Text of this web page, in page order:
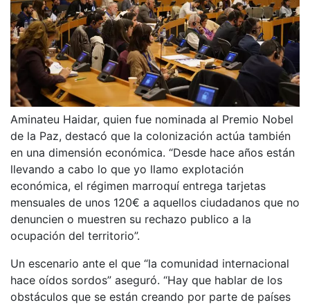
Aminateu Haidar, quien fue nominada al Premio Nobel
de la Paz, destacó que la colonización actúa también
en una dimensión económica. “Desde hace años están
llevando a cabo lo que yo llamo explotación
económica, el régimen marroquí entrega tarjetas
mensuales de unos 120€ a aquellos ciudadanos que no
denuncien o muestren su rechazo publico a la
ocupación del territorio”.
Un escenario ante el que “la comunidad internacional
hace oídos sordos” aseguró. “Hay que hablar de los
obstáculos que se están creando por parte de países